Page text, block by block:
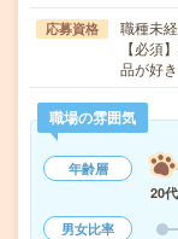
応募資格
職種未
【必須
品が好
職場の雰囲気
年齢層
20代
男女比率